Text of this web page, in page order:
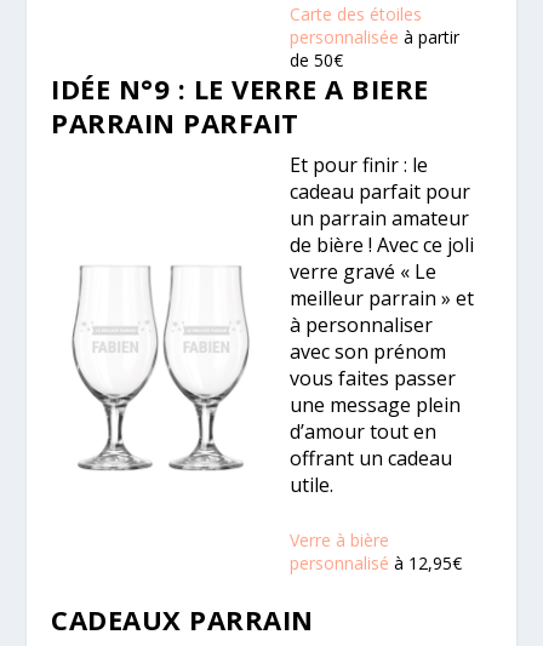
Carte des étoiles
personnalisée à partir
de 50€
IDÉE N°9 : LE VERRE A BIERE
PARRAIN PARFAIT
Et pour finir : le
cadeau parfait pour
un parrain amateur
de bière ! Avec ce joli
verre gravé « Le
meilleur parrain » et
à personnaliser
avec son prénom
vous faites passer
une message plein
d’amour tout en
offrant un cadeau
utile.
Verre à bière
personnalisé à 12,95€
CADEAUX PARRAIN